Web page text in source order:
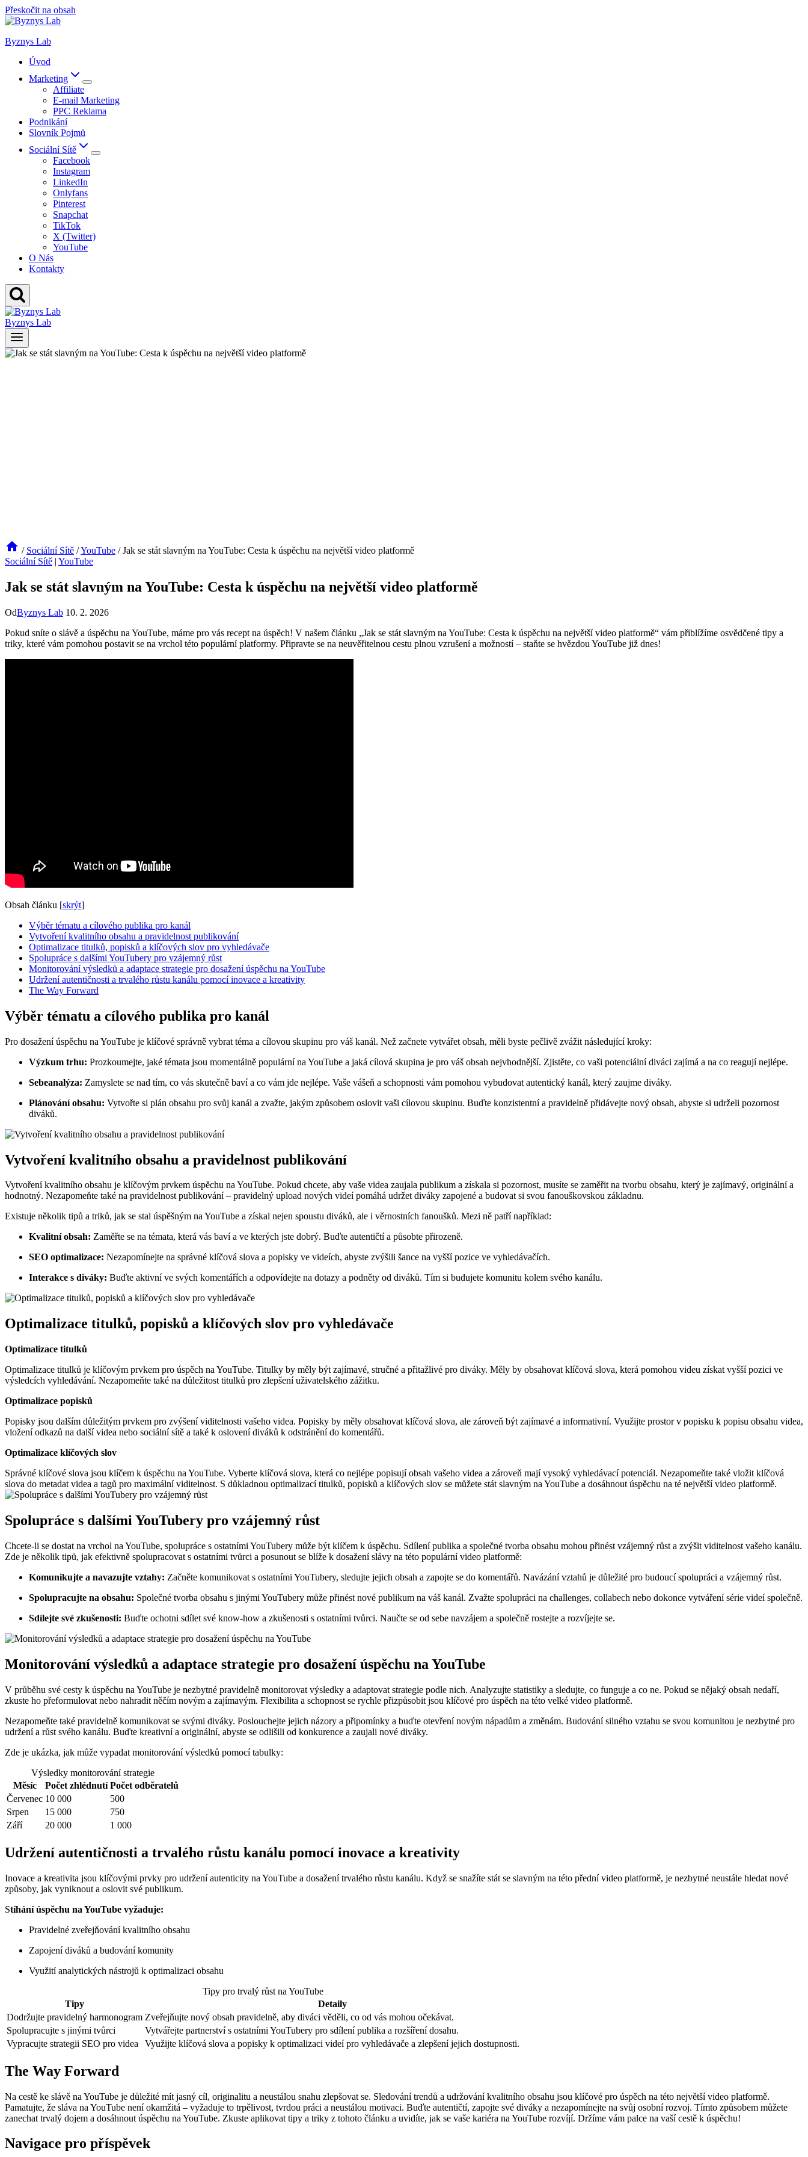
Přeskočit na obsah
Byznys Lab
Úvod
Marketing
Affiliate
E-mail Marketing
PPC Reklama
Podnikání
Slovník Pojmů
Sociální Sítě
Facebook
Instagram
LinkedIn
Onlyfans
Pinterest
Snapchat
TikTok
X (Twitter)
YouTube
O Nás
Kontakty
Byznys Lab
/ Sociální Sítě /YouTube / Jak se stát slavným na YouTube: Cesta k úspěchu na největší video platformě
Sociální Sítě | YouTube
Jak se stát slavným na YouTube: Cesta k úspěchu na největší video platformě
OdByznys Lab 10. 2. 2026
Pokud sníte o slávě a úspěchu na YouTube, máme pro vás recept na úspěch! V našem článku „Jak se stát slavným na YouTube: Cesta k úspěchu na největší video platformě“ vám přiblížíme osvědčené tipy a
triky, které vám pomohou postavit se na vrchol této populární platformy. Připravte se na neuvěřitelnou cestu plnou vzrušení a možností – staňte se hvězdou YouTube již dnes!
Obsah článku [skrýt]
Výběr tématu a cílového publika pro kanál
Vytvoření kvalitního obsahu a pravidelnost publikování
Optimalizace titulků, popisků a klíčových slov pro vyhledávače
Spolupráce s dalšími YouTubery pro vzájemný růst
Monitorování výsledků a adaptace strategie pro dosažení úspěchu na YouTube
Udržení autentičnosti a trvalého růstu kanálu pomocí inovace a kreativity
The Way Forward
Výběr tématu a cílového publika pro kanál
Pro dosažení úspěchu na YouTube je klíčové správně vybrat téma a cílovou skupinu pro váš kanál. Než začnete vytvářet obsah, měli byste pečlivě zvážit následující kroky:
Výzkum trhu: Prozkoumejte, jaké témata jsou momentálně populární na YouTube a jaká cílová skupina je pro váš obsah nejvhodnější. Zjistěte, co vaši potenciální diváci zajímá a na co reagují nejlépe.
Sebeanalýza: Zamyslete se nad tím, co vás skutečně baví a co vám jde nejlépe. Vaše vášeň a schopnosti vám pomohou vybudovat autentický kanál, který zaujme diváky.
Plánování obsahu: Vytvořte si plán obsahu pro svůj kanál a zvažte, jakým způsobem oslovit vaši cílovou skupinu. Buďte konzistentní a pravidelně přidávejte nový obsah, abyste si udrželi pozornost
diváků.
Vytvoření kvalitního obsahu a pravidelnost publikování
Vytvoření kvalitního obsahu je klíčovým prvkem úspěchu na YouTube. Pokud chcete, aby vaše videa zaujala publikum a získala si pozornost, musíte se zaměřit na tvorbu obsahu, který je zajímavý, originální a
hodnotný. Nezapomeňte také na pravidelnost publikování – pravidelný upload nových videí pomáhá udržet diváky zapojené a budovat si svou fanouškovskou základnu.
Existuje několik tipů a triků, jak se stal úspěšným na YouTube a získal nejen spoustu diváků, ale i věrnostních fanoušků. Mezi ně patří například:
Kvalitní obsah: Zaměřte se na témata, která vás baví a ve kterých jste dobrý. Buďte autentičtí a působte přirozeně.
SEO optimalizace: Nezapomínejte na správné klíčová slova a popisky ve videích, abyste zvýšili šance na vyšší pozice ve vyhledávačích.
Interakce s diváky: Buďte aktivní ve svých komentářích a odpovídejte na dotazy a podněty od diváků. Tím si budujete komunitu kolem svého kanálu.
Optimalizace titulků, popisků a klíčových slov pro vyhledávače
Optimalizace titulků
Optimalizace titulků je klíčovým prvkem pro úspěch na YouTube. Titulky by měly být zajímavé, stručné a přitažlivé pro diváky. Měly by obsahovat klíčová slova, která pomohou videu získat vyšší pozici ve
výsledcích vyhledávání. Nezapomeňte také na důležitost titulků pro zlepšení uživatelského zážitku.
Optimalizace popisků
Popisky jsou dalším důležitým prvkem pro zvýšení viditelnosti vašeho videa. Popisky by měly obsahovat klíčová slova, ale zároveň být zajímavé a informativní. Využijte prostor v popisku k popisu obsahu videa,
vložení odkazů na další videa nebo sociální sítě a také k oslovení diváků k odstránění do komentářů.
Optimalizace klíčových slov
Správné klíčové slova jsou klíčem k úspěchu na YouTube. Vyberte klíčová slova, která co nejlépe popisují obsah vašeho videa a zároveň mají vysoký vyhledávací potenciál. Nezapomeňte také vložit klíčová
slova do metadat videa a tagů pro maximální viditelnost. S důkladnou optimalizací titulků, popisků a klíčových slov se můžete stát slavným na YouTube a dosáhnout úspěchu na té největší video platformě.
Spolupráce s dalšími YouTubery pro vzájemný růst
Chcete-li se dostat na vrchol na YouTube, spolupráce s ostatními YouTubery může být klíčem k úspěchu. Sdílení publika a společné tvorba obsahu mohou přinést vzájemný růst a zvýšit viditelnost vašeho kanálu.
Zde je několik tipů, jak efektivně spolupracovat s ostatními tvůrci a posunout se blíže k dosažení slávy na této populární video platformě:
Komunikujte a navazujte vztahy: Začněte komunikovat s ostatními YouTubery, sledujte jejich obsah a zapojte se do komentářů. Navázání vztahů je důležité pro budoucí spolupráci a vzájemný růst.
Spolupracujte na obsahu: Společné tvorba obsahu s jinými YouTubery může přinést nové publikum na váš kanál. Zvažte spolupráci na challenges, collabech nebo dokonce vytváření série videí společně.
Sdílejte své zkušenosti: Buďte ochotni sdílet své know-how a zkušenosti s ostatními tvůrci. Naučte se od sebe navzájem a společně rostejte a rozvíjejte se.
Monitorování výsledků a adaptace strategie pro dosažení úspěchu na YouTube
V průběhu své cesty k úspěchu na YouTube je nezbytné pravidelně monitorovat výsledky a adaptovat strategie podle nich. Analyzujte statistiky a sledujte, co funguje a co ne. Pokud se nějaký obsah nedaří,
zkuste ho přeformulovat nebo nahradit něčím novým a zajímavým. Flexibilita a schopnost se rychle přizpůsobit jsou klíčové pro úspěch na této velké video platformě.
Nezapomeňte také pravidelně komunikovat se svými diváky. Poslouchejte jejich názory a připomínky a buďte otevření novým nápadům a změnám. Budování silného vztahu se svou komunitou je nezbytné pro
udržení a růst svého kanálu. Buďte kreativní a originální, abyste se odlišili od konkurence a zaujali nové diváky.
Zde je ukázka, jak může vypadat monitorování výsledků pomocí tabulky:
Výsledky monitorování strategie
Měsíc
Počet zhlédnutí Počet odběratelů
Červenec 10 000
500
Srpen
15 000
750
Září
20 000 1 000
Udržení autentičnosti a trvalého růstu kanálu pomocí inovace a kreativity
Inovace a kreativita jsou klíčovými prvky pro udržení autenticity na YouTube a dosažení trvalého růstu kanálu. Když se snažíte stát se slavným na této přední video platformě, je nezbytné neustále hledat nové
způsoby, jak vyniknout a oslovit své publikum.
Stíhání úspěchu na YouTube vyžaduje:
Pravidelné zveřejňování kvalitního obsahu
Zapojení diváků a budování komunity
Využití analytických nástrojů k optimalizaci obsahu
Tipy pro trvalý růst na YouTube
Tipy
Detaily
Dodržujte pravidelný harmonogram Zveřejňujte nový obsah pravidelně, aby diváci věděli, co od vás mohou očekávat.
Spolupracujte s jinými tvůrci
Vytvářejte partnerství s ostatními YouTubery pro sdílení publika a rozšíření dosahu.
Vypracujte strategii SEO pro videa
Využijte klíčová slova a popisky k optimalizaci videí pro vyhledávače a zlepšení jejich dostupnosti.
The Way Forward
Na cestě ke slávě na YouTube je důležité mít jasný cíl, originalitu a neustálou snahu zlepšovat se. Sledování trendů a udržování kvalitního obsahu jsou klíčové pro úspěch na této největší video platformě.
Pamatujte, že sláva na YouTube není okamžitá – vyžaduje to trpělivost, tvrdou práci a neustálou motivaci. Buďte autentičtí, zapojte své diváky a nezapomínejte na svůj osobní rozvoj. Tímto způsobem můžete
zanechat trvalý dojem a dosáhnout úspěchu na YouTube. Zkuste aplikovat tipy a triky z tohoto článku a uvidíte, jak se vaše kariéra na YouTube rozvíjí. Držíme vám palce na vaší cestě k úspěchu!
Navigace pro příspěvek